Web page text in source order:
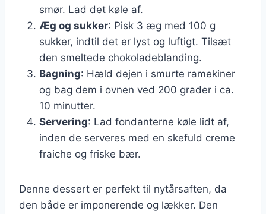
smør. Lad det køle af.
Æg og sukker: Pisk 3 æg med 100 g
sukker, indtil det er lyst og luftigt. Tilsæt
den smeltede chokoladeblanding.
Bagning: Hæld dejen i smurte ramekiner
og bag dem i ovnen ved 200 grader i ca.
10 minutter.
Servering: Lad fondanterne køle lidt af,
inden de serveres med en skefuld creme
fraiche og friske bær.
Denne dessert er perfekt til nytårsaften, da
den både er imponerende og lækker. Den